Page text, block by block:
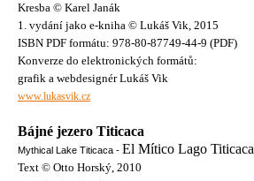
Kresba © Karel Janák
1. vydání jako e-kniha © Lukáš Vik, 2015
ISBN PDF formátu: 978-80-87749-44-9 (PDF)
Konverze do elektronických formátů:
grafik a webdesignér Lukáš Vik
www.lukasvik.cz
Bájné jezero Titicaca
Mythical Lake Titicaca - El Mítico Lago Titicaca
Text © Otto Horský, 2010